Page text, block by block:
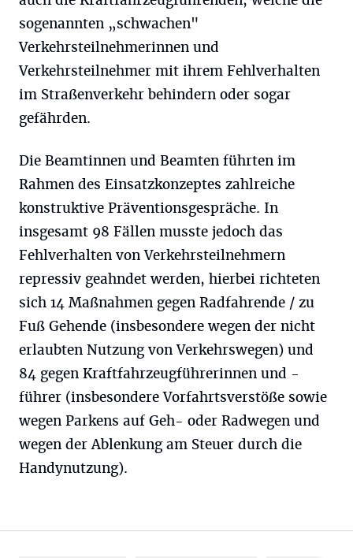
sogenannten „schwachen"
Verkehrsteilnehmerinnen und
Verkehrsteilnehmer mit ihrem Fehlverhalten
im Straßenverkehr behindern oder sogar
gefährden.
Die Beamtinnen und Beamten führten im
Rahmen des Einsatzkonzeptes zahlreiche
konstruktive Präventionsgespräche. In
insgesamt 98 Fällen musste jedoch das
Fehlverhalten von Verkehrsteilnehmern
repressiv geahndet werden, hierbei richteten
sich 14 Maßnahmen gegen Radfahrende / zu
Fuß Gehende (insbesondere wegen der nicht
erlaubten Nutzung von Verkehrswegen) und
84 gegen Kraftfahrzeugführerinnen und -
führer (insbesondere Vorfahrtsverstöße sowie
wegen Parkens auf Geh- oder Radwegen und
wegen der Ablenkung am Steuer durch die
Handynutzung).